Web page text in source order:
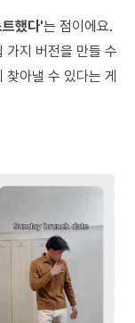
했다'는 점이에요.
가지 버전을 만들 수
아낼 수 있다는 게